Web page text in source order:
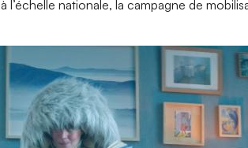
l’échelle nationale, la campagne de